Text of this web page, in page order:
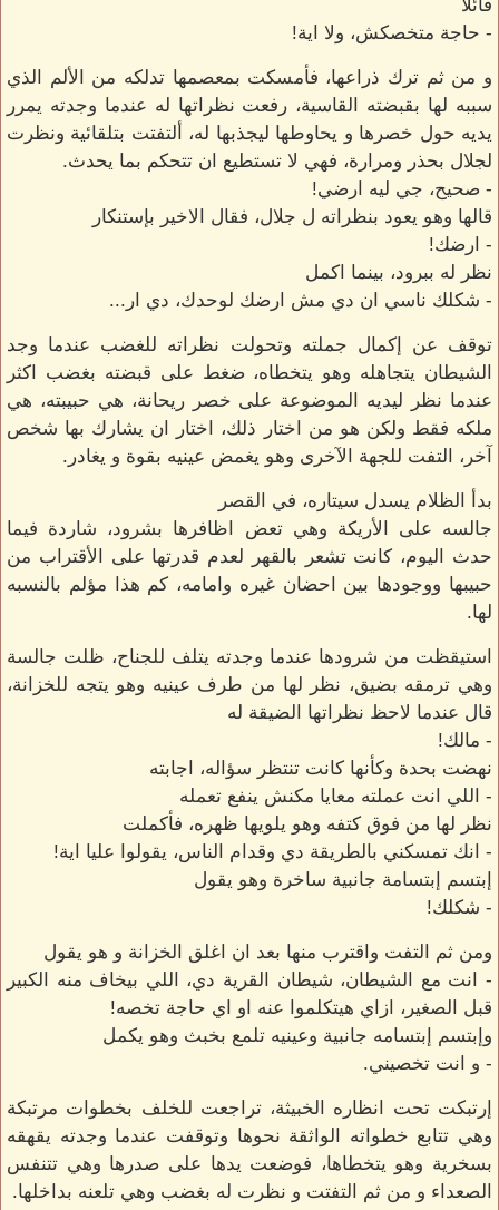
قائلا
- حاجة متخصكش، ولا اية!
و من ثم ترك ذراعها، فأمسكت بمعصمها تدلكه من الألم الذي
سببه لها بقبضته القاسية، رفعت نظراتها له عندما وجدته يمرر
يديه حول خصرها و يحاوطها ليجذبها له، ألتفتت بتلقائية ونظرت
لجلال بحذر ومرارة، فهي لا تستطيع ان تتحكم بما يحدث.
- صحيح، جي ليه ارضي!
قالها وهو يعود بنظراته ل جلال، فقال الاخير بإستنكار
- ارضك!
نظر له ببرود، بينما اكمل
- شكلك ناسي ان دي مش ارضك لوحدك، دي ار...
توقف عن إكمال جملته وتحولت نظراته للغضب عندما وجد
الشيطان يتجاهله وهو يتخطاه، ضغط على قبضته بغضب اكثر
عندما نظر ليديه الموضوعة على خصر ريحانة، هي حبيبته، هي
ملكه فقط ولكن هو من اختار ذلك، اختار ان يشارك بها شخص
آخر، التفت للجهة الآخرى وهو يغمض عينيه بقوة و يغادر.
بدأ الظلام يسدل سيتاره، في القصر
جالسه على الأريكة وهي تعض اظافرها بشرود، شاردة فيما
حدث اليوم، كانت تشعر بالقهر لعدم قدرتها على الأقتراب من
حبيبها ووجودها بين احضان غيره وامامه، كم هذا مؤلم بالنسبه
لها.
استيقظت من شرودها عندما وجدته يتلف للجناح، ظلت جالسة
وهي ترمقه بضيق، نظر لها من طرف عينيه وهو يتجه للخزانة،
قال عندما لاحظ نظراتها الضيقة له
- مالك!
نهضت بحدة وكأنها كانت تنتظر سؤاله، اجابته
- اللي انت عملته معايا مكنش ينفع تعمله
نظر لها من فوق كتفه وهو يلويها ظهره، فأكملت
- انك تمسكني بالطريقة دي وقدام الناس، يقولوا عليا اية!
إبتسم إبتسامة جانبية ساخرة وهو يقول
- شكلك!
ومن ثم التفت واقترب منها بعد ان اغلق الخزانة و هو يقول
- انت مع الشيطان، شيطان القرية دي، اللي بيخاف منه الكبير
قبل الصغير، ازاي هيتكلموا عنه او اي حاجة تخصه!
وإبتسم إبتسامه جانبية وعينيه تلمع بخبث وهو يكمل
- و انت تخصيني.
إرتبكت تحت انظاره الخبيثة، تراجعت للخلف بخطوات مرتبكة
وهي تتابع خطواته الواثقة نحوها وتوقفت عندما وجدته يقهقه
بسخرية وهو يتخطاها، فوضعت يدها على صدرها وهي تتنفس
الصعداء و من ثم التفتت و نظرت له بغضب وهي تلعنه بداخلها.